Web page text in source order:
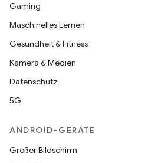
Gaming
Maschinelles Lernen
Gesundheit & Fitness
Kamera & Medien
Datenschutz
5G
ANDROID-GERÄTE
Großer Bildschirm